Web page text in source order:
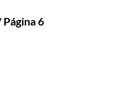
Página 6